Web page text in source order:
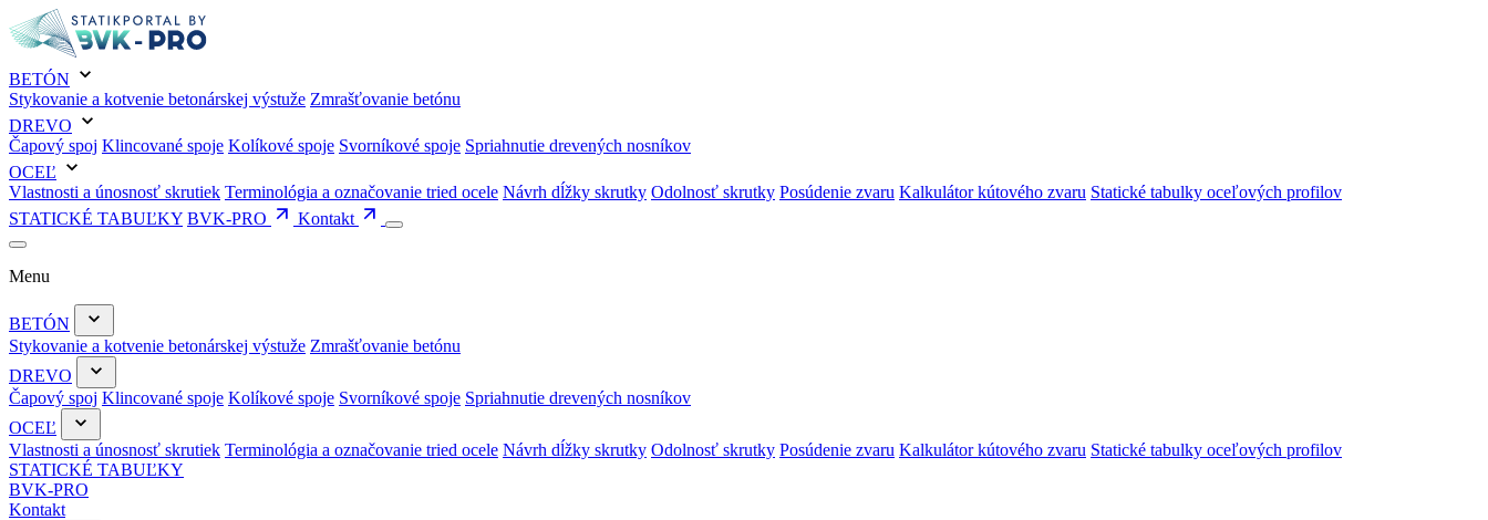
BETÓN
Stykovanie a kotvenie betonárskej výstuže Zmrašťovanie betónu
DREVO
Čapový spoj Klincované spoje Kolíkové spoje Svorníkové spoje Spriahnutie drevených nosníkov
OCEĽ
Vlastnosti a únosnosť skrutiek Terminológia a označovanie tried ocele Návrh dĺžky skrutky Odolnosť skrutky Posúdenie zvaru Kalkulátor kútového zvaru Statické tabulky oceľových profilov
STATICKÉ TABUĽKY BVK-PRO Kontakt
Menu
BETÓN
Stykovanie a kotvenie betonárskej výstuže Zmrašťovanie betónu
DREVO
Čapový spoj Klincované spoje Kolíkové spoje Svorníkové spoje Spriahnutie drevených nosníkov
OCEĽ
Vlastnosti a únosnosť skrutiek Terminológia a označovanie tried ocele Návrh dĺžky skrutky Odolnosť skrutky Posúdenie zvaru Kalkulátor kútového zvaru Statické tabulky oceľových profilov
STATICKÉ TABUĽKY
BVK-PRO
Kontakt